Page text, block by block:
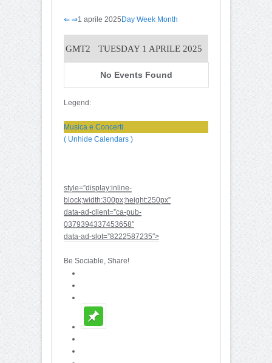
⇐ ⇒1 aprile 2025Day Week Month
GMT2 TUESDAY 1 APRILE 2025
No Events Found
Legend:
Musica e Concerti
( Unhide Calendars )
style=”display:inline-
block;width:300px;height:250px”
data-ad-client=”ca-pub-
0379394337453658″
data-ad-slot=”8222587235″>
Be Sociable, Share!